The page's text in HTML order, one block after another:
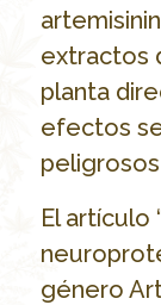
extractos
planta
efectos
El artículo
género